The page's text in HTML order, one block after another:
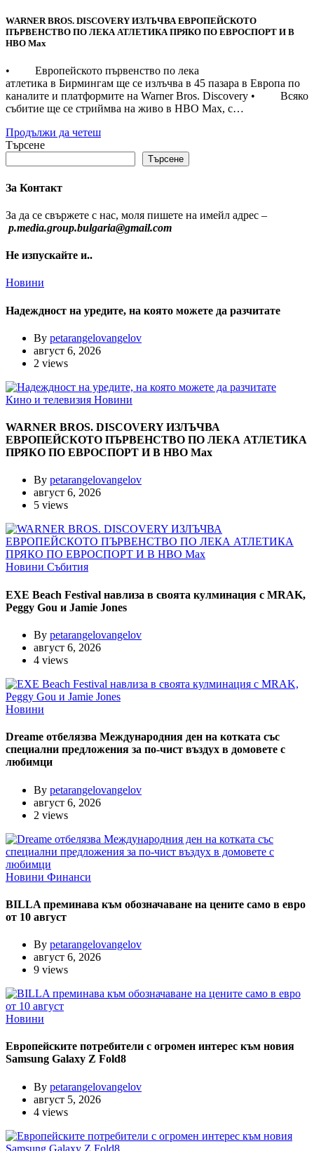
WARNER BROS. DISCOVERY ИЗЛЪЧВА ЕВРОПЕЙСКОТО
ПЪРВЕНСТВО ПО ЛЕКА АТЛЕТИКА ПРЯКО ПО ЕВРОСПОРТ И В
НВО Мах
• Европейското първенство по лека
атлетика в Бирмингам ще се излъчва в 45 пазара в Европа по
каналите и платформите на Warner Bros. Discovery • Всяко
събитие ще се стриймва на живо в HBO Max, с…
Продължи да четеш
Търсене
Търсене
За Контакт
За да се свържете с нас, моля пишете на имейл адрес –
p.media.group.bulgaria@gmail.com
Не изпускайте и..
Новини
Надеждност на уредите, на която можете да разчитате
By petarangelovangelov
август 6, 2026
2 views
Кино и телевизия Новини
WARNER BROS. DISCOVERY ИЗЛЪЧВА
ЕВРОПЕЙСКОТО ПЪРВЕНСТВО ПО ЛЕКА АТЛЕТИКА
ПРЯКО ПО ЕВРОСПОРТ И В НВО Мах
By petarangelovangelov
август 6, 2026
5 views
Новини Събития
EXE Beach Festival навлиза в своята кулминация с MRAK,
Peggy Gou и Jamie Jones
By petarangelovangelov
август 6, 2026
4 views
Новини
Dreame отбелязва Международния ден на котката със
специални предложения за по-чист въздух в домовете с
любимци
By petarangelovangelov
август 6, 2026
2 views
Новини Финанси
BILLA преминава към обозначаване на цените само в евро
от 10 август
By petarangelovangelov
август 6, 2026
9 views
Новини
Европейските потребители с огромен интерес към новия
Samsung Galaxy Z Fold8
By petarangelovangelov
август 5, 2026
4 views